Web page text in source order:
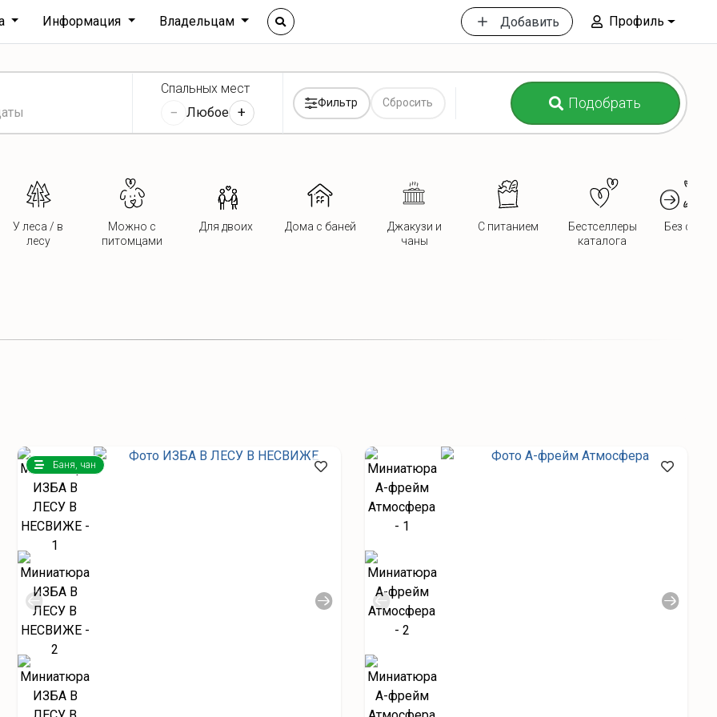
Информация Владельцам Добавить Профиль
Спальных мест
− Любое +
Фильтр Сбросить Подобрать
У леса / в
лесу
Можно с
питомцами
Для двоих Дома с баней
Джакузи и
чаны
С питанием
Бестселлеры
каталога
Без
Баня, чан